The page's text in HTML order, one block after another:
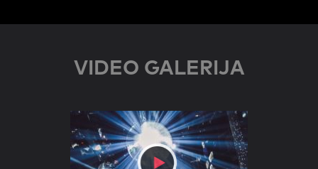
VIDEO GALERIJA